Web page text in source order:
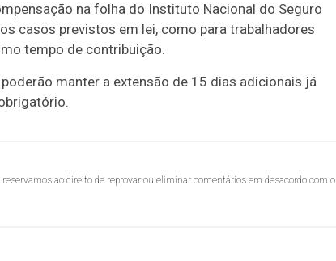
na folha do Instituto Nacional do Seguro
casos previstos em lei, como para trabalhadores
tempo de contribuição.
manter a extensão de 15 dias adicionais já
ao direito de reprovar ou eliminar comentários em desacordo com o